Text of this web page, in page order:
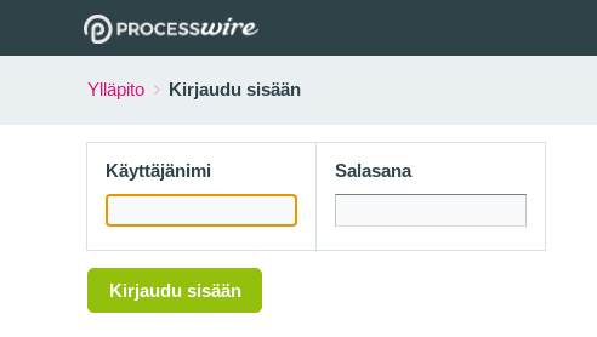
Ylläpito Kirjaudu sisään
Käyttäjänimi Salasana
Kirjaudu sisään